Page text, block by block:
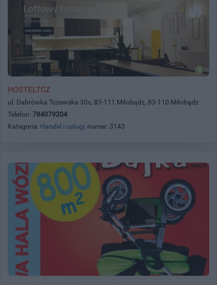
HOSTELTCZ
ul. Dabrówka Tczewska 30c, 83-111 Miłobądz, 83-110 Miłobądz
Telefon: 784079204
Kategoria: Handel i usługi, numer: 3143